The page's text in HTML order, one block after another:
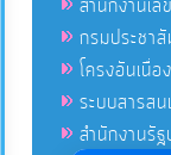
กรมประชา
โครงอันเนื่
ระบบสารส
สำนักงานรั